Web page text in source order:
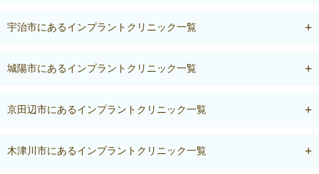
宇治市にあるインプラントクリニック一覧
城陽市にあるインプラントクリニック一覧
京田辺市にあるインプラントクリニック一覧
木津川市にあるインプラントクリニック一覧